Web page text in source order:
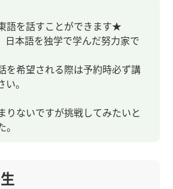
語を話すことができます★
日本語を独学で学んだ努力家で
を希望される際は予約時必ず講
。
りないですが挑戦してみたいと